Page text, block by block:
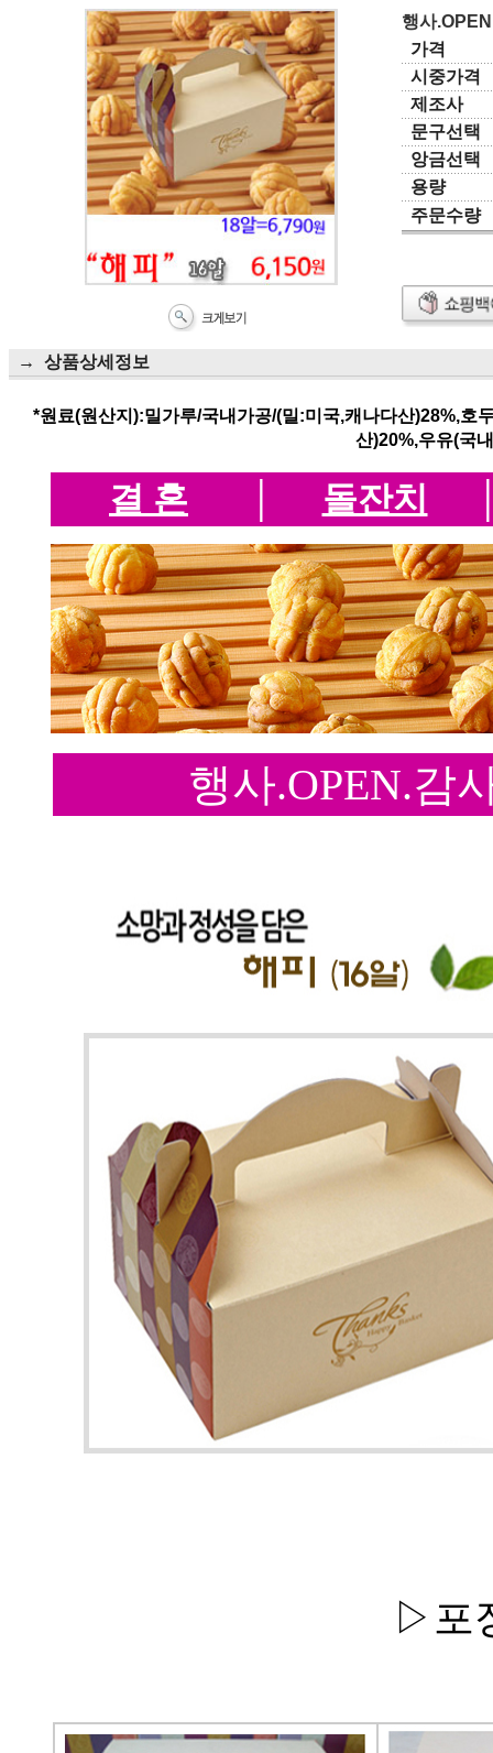
행사
가격
시중가격
제조사
문구선택
앙금선택
용량
주문수량
→ 상품상세정보
*원료(원산지):밀가루/국내가공/(밀:미국,캐나다산)28%,호
산)20%,우유(국